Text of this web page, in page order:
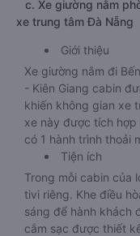
c. Xe giường nằm
xe trung tâm Đà Nẵng
Giới thiệu
Xe giường nằm đi
- Kiên Giang cabin
khiến không gian xe
xe này được tích hợp
có 1 hành trình thoải
Tiện ích
Trong mỗi cabin của
tivi riêng. Khe điều
sáng để hành khách
cắm sạc được thiết